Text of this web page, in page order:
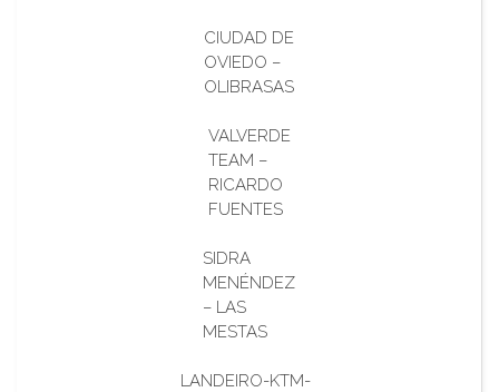
CIUDAD DE
OVIEDO –
OLIBRASAS
VALVERDE
TEAM –
RICARDO
FUENTES
SIDRA
MENÉNDEZ
– LAS
MESTAS
LANDEIRO-KTM-